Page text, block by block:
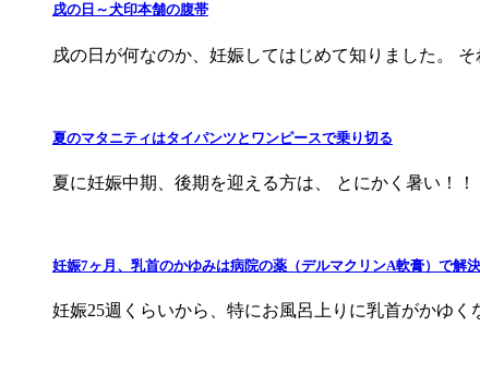
戌の日～犬印本舗の腹帯
戌の日が何なのか、妊娠してはじめて知りました。
夏のマタニティはタイパンツとワンピースで乗り切る
夏に妊娠中期、後期を迎える方は、 とにかく暑い！
妊娠7ヶ月、乳首のかゆみは病院の薬（デルマクリンA軟膏）で解決
妊娠25週くらいから、特にお風呂上りに乳首がかゆ